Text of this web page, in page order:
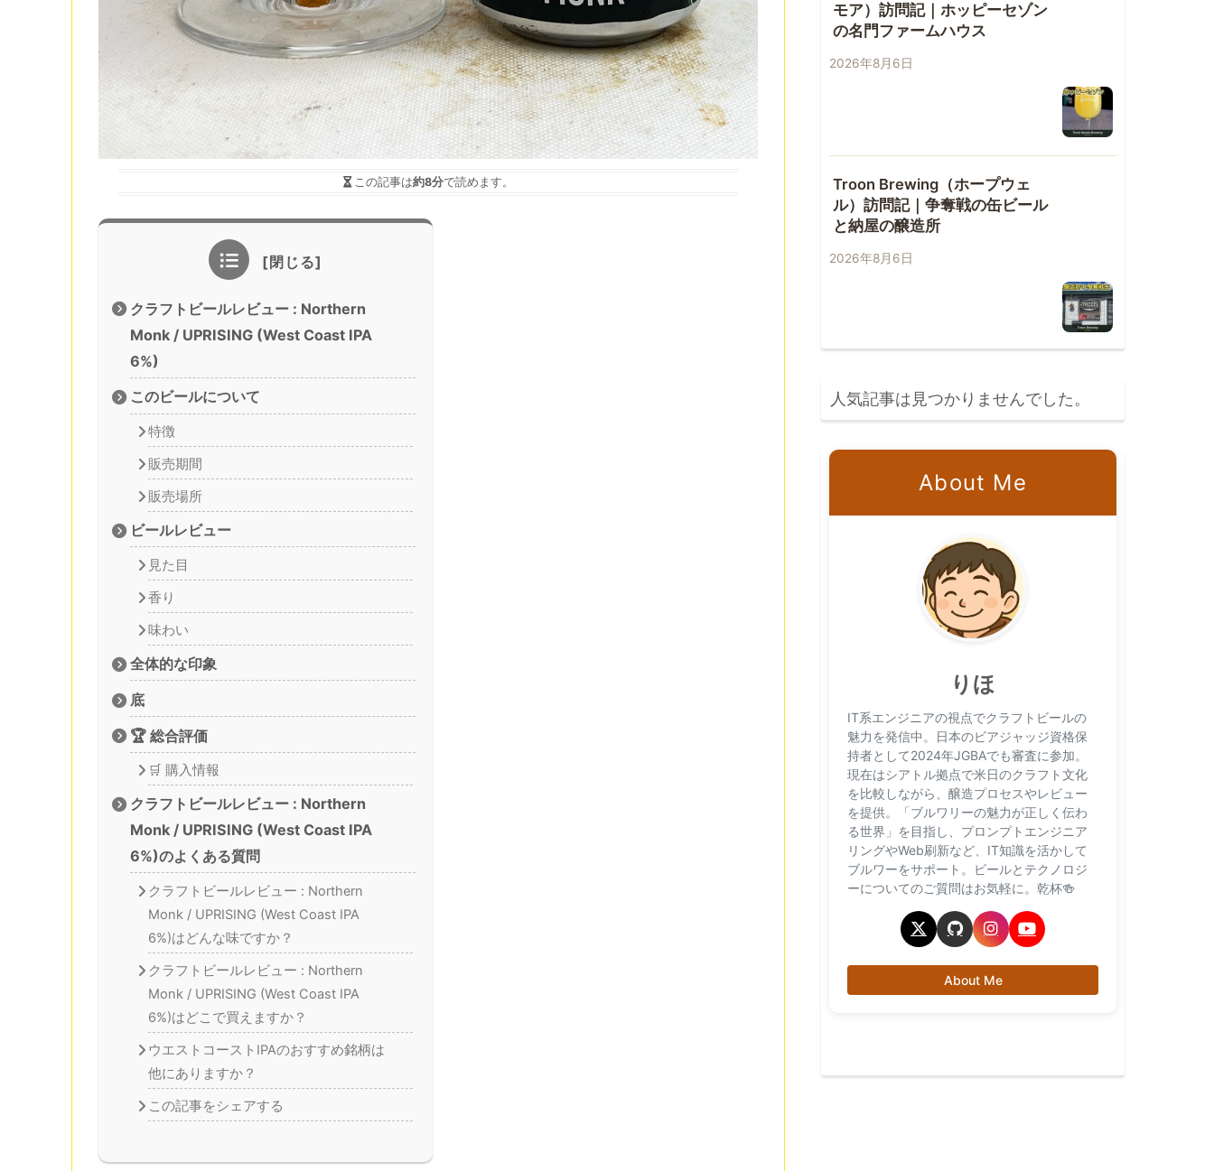
この記事は約8分で読めます。
クラフトビールレビュー : Northern
Monk / UPRISING (West Coast IPA
6%)
このビールについて
特徴
販売期間
販売場所
ビールレビュー
見た目
香り
味わい
全体的な印象
底
🏆 総合評価
🛒 購入情報
クラフトビールレビュー : Northern
Monk / UPRISING (West Coast IPA
6%)のよくある質問
クラフトビールレビュー : Northern
Monk / UPRISING (West Coast IPA
6%)はどんな味ですか？
クラフトビールレビュー : Northern
Monk / UPRISING (West Coast IPA
6%)はどこで買えますか？
ウエストコーストIPAのおすすめ銘柄は
他にありますか？
この記事をシェアする
モア）訪問記｜ホッピーセゾン
の名門ファームハウス
2026年8月6日
Troon Brewing（ホープウェ
ル）訪問記｜争奪戦の缶ビール
と納屋の醸造所
2026年8月6日
人気記事は見つかりませんでした。
About Me
りほ
IT系エンジニアの視点でクラフトビールの
魅力を発信中。日本のビアジャッジ資格保
持者として2024年JGBAでも審査に参加。
現在はシアトル拠点で米日のクラフト文化
を比較しながら、醸造プロセスやレビュー
を提供。「ブルワリーの魅力が正しく伝わ
る世界」を目指し、プロンプトエンジニア
リングやWeb刷新など、IT知識を活かして
ブルワーをサポート。ビールとテクノロジ
ーについてのご質問はお気軽に。乾杯🍻
About Me